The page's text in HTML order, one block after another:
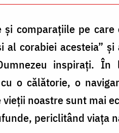
comparațiile pe
al corabiei acesteia”
inspirați.
o călătorie, o
noastre sunt mai
periclitând viața